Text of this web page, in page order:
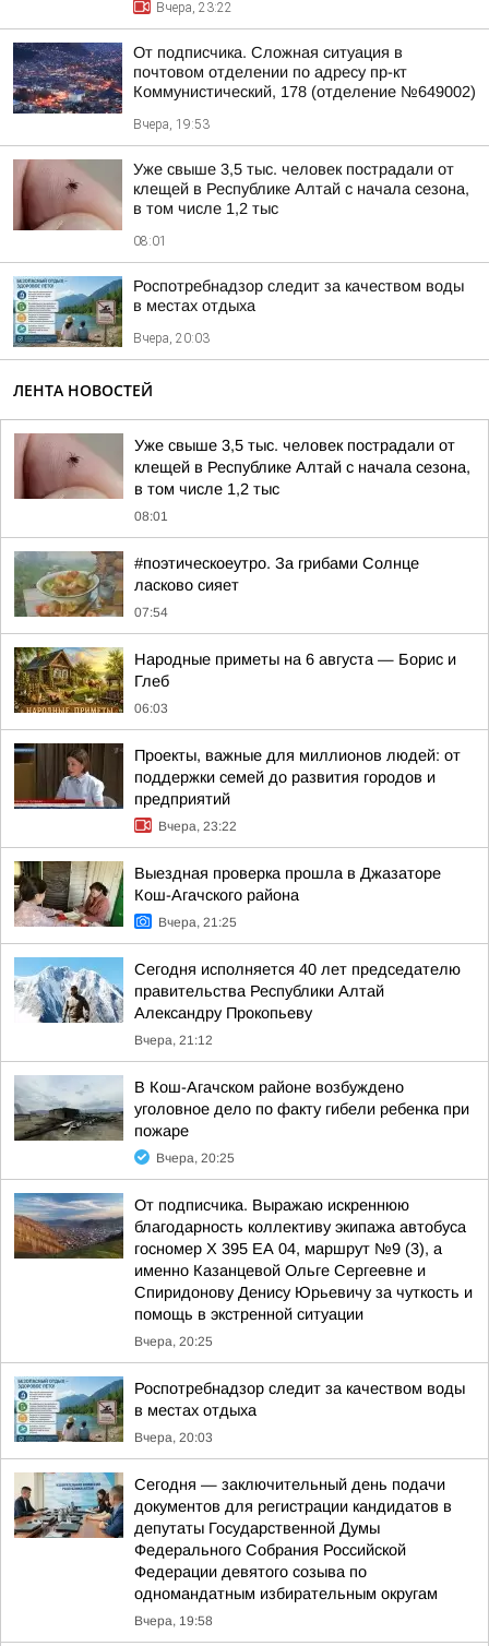
Вчера, 23:22
От подписчика. Сложная ситуация в
почтовом отделении по адресу пр-кт
Коммунистический, 178 (отделение №649002)
Вчера, 19:53
Уже свыше 3,5 тыс. человек пострадали от
клещей в Республике Алтай с начала сезона,
в том числе 1,2 тыс
08:01
Роспотребнадзор следит за качеством воды
в местах отдыха
Вчера, 20:03
ЛЕНТА НОВОСТЕЙ
Уже свыше 3,5 тыс. человек пострадали от
клещей в Республике Алтай с начала сезона,
в том числе 1,2 тыс
08:01
#поэтическоеутро. За грибами Солнце
ласково сияет
07:54
Hapoдныe пpимeты нa 6 aвгуcтa — Бopиc и
Глeб
06:03
Проекты, важные для миллионов людей: от
поддержки семей до развития городов и
предприятий
Вчера, 23:22
Выездная проверка прошла в Джазаторе
Кош-Агачского района
Вчера, 21:25
Сегодня исполняется 40 лет председателю
правительства Республики Алтай
Александру Прокопьеву
Вчера, 21:12
В Кош-Агачском районе возбуждено
уголовное дело по факту гибели ребенка при
пожаре
Вчера, 20:25
От подписчика. Выражаю искреннюю
благодарность коллективу экипажа автобуса
госномер X 395 ЕА 04, маршрут №9 (3), а
именно Казанцевой Ольге Сергеевне и
Спиридонову Денису Юрьевичу за чуткость и
помощь в экстренной ситуации
Вчера, 20:25
Роспотребнадзор следит за качеством воды
в местах отдыха
Вчера, 20:03
Сегодня — заключительный день подачи
документов для регистрации кандидатов в
депутаты Государственной Думы
Федерального Собрания Российской
Федерации девятого созыва по
одномандатным избирательным округам
Вчера, 19:58